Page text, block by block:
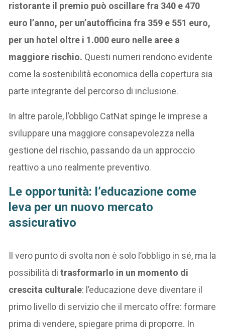
ristorante il premio può oscillare fra 340 e 470
euro l’anno, per un’autofficina fra 359 e 551 euro,
per un hotel oltre i 1.000 euro nelle aree a
maggiore rischio. Questi numeri rendono evidente
come la sostenibilità economica della copertura sia
parte integrante del percorso di inclusione.
In altre parole, l’obbligo CatNat spinge le imprese a
sviluppare una maggiore consapevolezza nella
gestione del rischio, passando da un approccio
reattivo a uno realmente preventivo.
Le opportunità: l’educazione come
leva per un nuovo mercato
assicurativo
Il vero punto di svolta non è solo l’obbligo in sé, ma la
possibilità ditrasformarlo in un momento di
crescita culturale: l’educazione deve diventare il
primo livello di servizio che il mercato offre: formare
prima di vendere, spiegare prima di proporre. In